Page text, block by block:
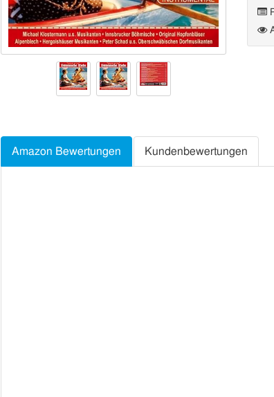
Amazon Bewertungen Kundenbewertungen